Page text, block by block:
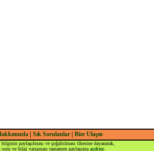
| Sık Sorulanlar| Bize Ulaşın
paylaşılması ve çoğaltılması ilkesine dayanarak,
soru ve bilgi yarışması tamamen paylaşıma açıktır.